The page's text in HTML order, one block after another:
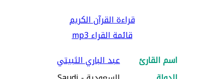
قراءة القرآن الكريم
قائمة القراء mp3
اسم القارئ
عبد الباري الثبيتي